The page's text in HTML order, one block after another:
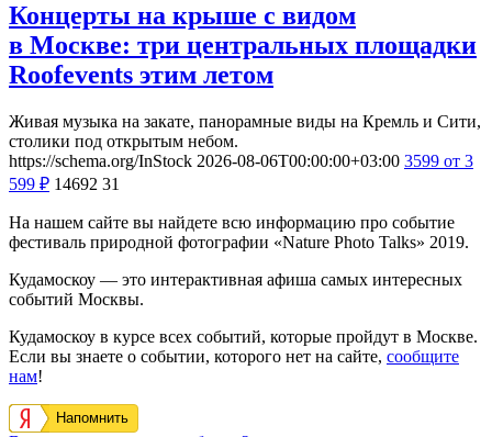
Концерты на крыше с видом
в Москве: три центральных площадки
Roofevents этим летом
Живая музыка на закате, панорамные виды на Кремль и Сити,
столики под открытым небом.
https://schema.org/InStock 2026-08-06T00:00:00+03:00 3599 от 3
599 ₽ 14692 31
На нашем сайте вы найдете всю информацию про событие
фестиваль природной фотографии «Nature Photo Talks» 2019.
Кудамоскоу — это интерактивная афиша самых интересных
событий Москвы.
Кудамоскоу в курсе всех событий, которые пройдут в Москве.
Если вы знаете о событии, которого нет на сайте, сообщите
нам!
Напомнить